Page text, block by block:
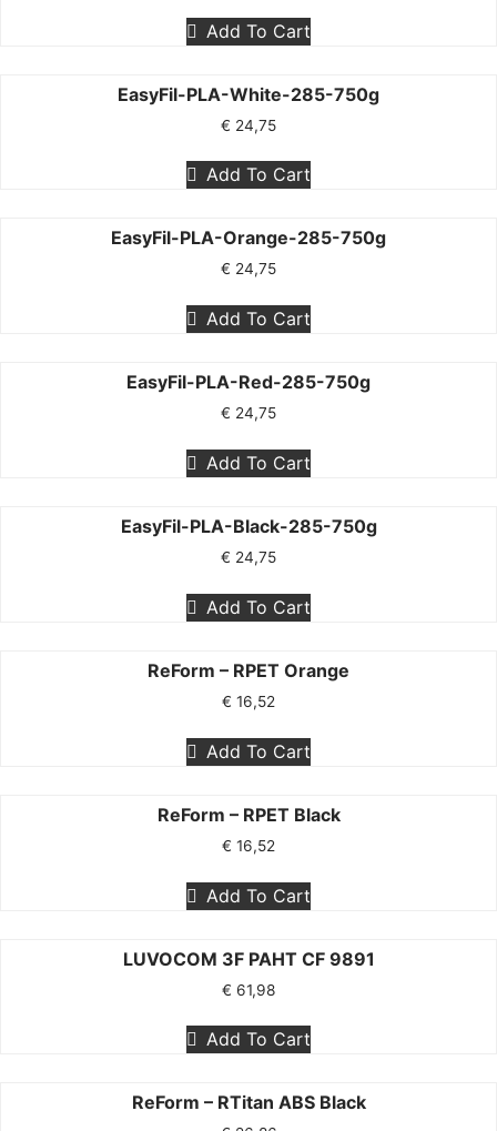
Add To Cart
EasyFil-PLA-White-285-750g
€ 24,75
Add To Cart
EasyFil-PLA-Orange-285-750g
€ 24,75
Add To Cart
EasyFil-PLA-Red-285-750g
€ 24,75
Add To Cart
EasyFil-PLA-Black-285-750g
€ 24,75
Add To Cart
ReForm – RPET Orange
€ 16,52
Add To Cart
ReForm – RPET Black
€ 16,52
Add To Cart
LUVOCOM 3F PAHT CF 9891
€ 61,98
Add To Cart
ReForm – RTitan ABS Black